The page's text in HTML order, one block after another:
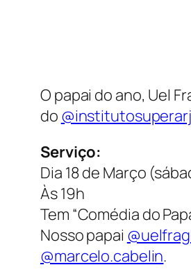
O papai do ano, Uel
do
Serviço:
Dia 18 de Março
Às 19h
Tem “Comédia do
Nosso papai
@marcelo.cabelin.